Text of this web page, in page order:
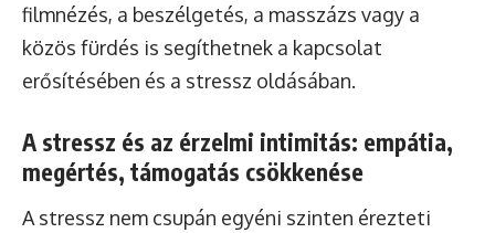
filmnézés, a beszélgetés, a masszázs vagy a
közös fürdés is segíthetnek a kapcsolat
erősítésében és a stressz oldásában.
A stressz és az érzelmi intimitás: empátia,
megértés, támogatás csökkenése
A stressz nem csupán egyéni szinten érezteti